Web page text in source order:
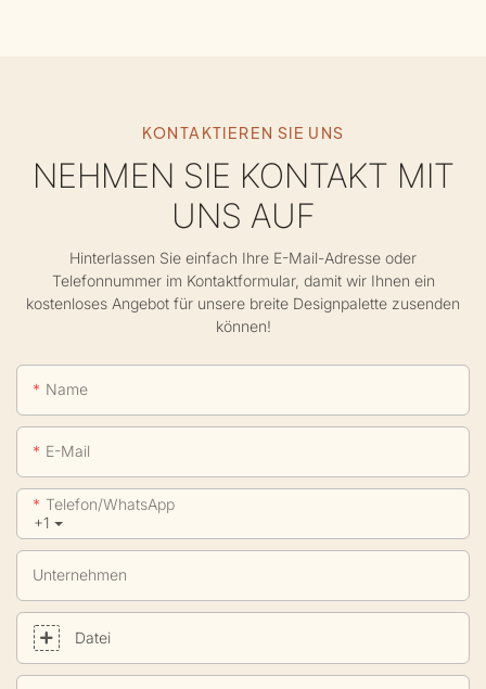
KONTAKTIEREN SIE UNS
NEHMEN SIE KONTAKT MIT
UNS AUF
Hinterlassen Sie einfach Ihre E-Mail-Adresse oder
Telefonnummer im Kontaktformular, damit wir Ihnen ein
kostenloses Angebot für unsere breite Designpalette zusenden
können!
Name
E-Mail
+1
Telefon/WhatsApp
Unternehmen
Datei